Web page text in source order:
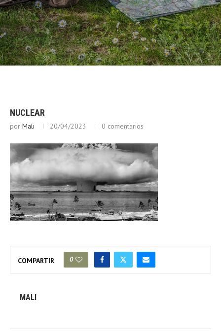
NUCLEAR
por Mali 20/04/2023 0 comentarios
COMPARTIR 0
MALI